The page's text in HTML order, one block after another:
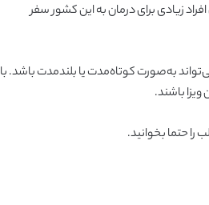
زیادی برای درمان به این کشور سفر
به‌صورت کوتاه‌مدت یا بلندمدت باشد. با
باشند.
را حتما بخوانید.